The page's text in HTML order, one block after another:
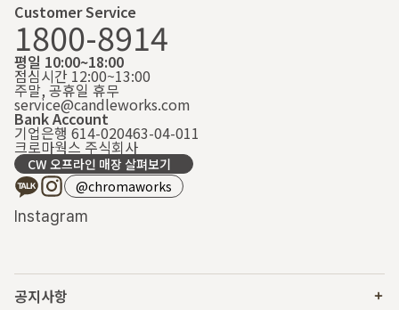
Customer Service
1800-8914
평일 10:00~18:00
점심시간 12:00~13:00
주말, 공휴일 휴무
service@candleworks.com
Bank Account
기업은행 614-020463-04-011
크로마웍스 주식회사
CW 오프라인 매장 살펴보기
@chromaworks
Instagram
공지사항